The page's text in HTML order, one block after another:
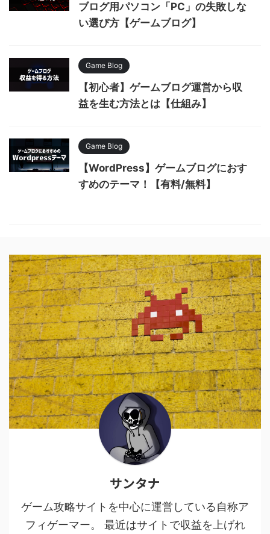
ブログ用パソコン「PC」の失敗しな
い選び方【ゲームブログ】
Game Blog
【初心者】ゲームブログ運営から収
益を生む方法とは【仕組み】
Game Blog
【WordPress】ゲームブログにおす
すめのテーマ！【有料/無料】
サンタナ
ゲーム攻略サイトを中心に運営している自称ア
フィゲーマー。 最近はサイトで収益を上げれ